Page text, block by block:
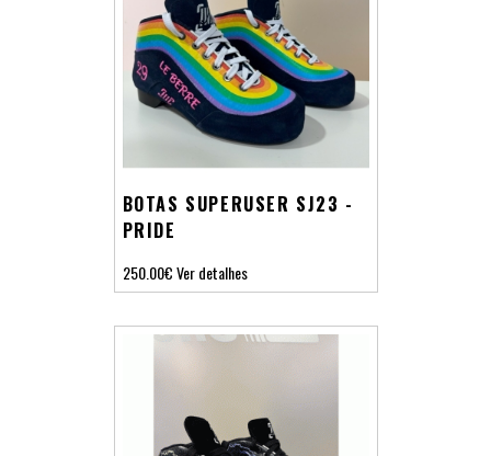
BOTAS SUPERUSER SJ23 -
PRIDE
250.00€Ver detalhes